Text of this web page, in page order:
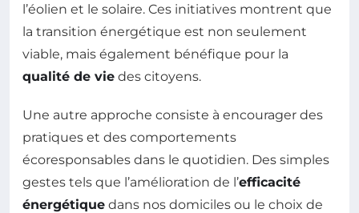
l’éolien et le solaire. Ces initiatives montrent que
la transition énergétique est non seulement
viable, mais également bénéfique pour la
qualité de vie des citoyens.
Une autre approche consiste à encourager des
pratiques et des comportements
écoresponsables dans le quotidien. Des simples
gestes tels que l’amélioration de l’efficacité
énergétique dans nos domiciles ou le choix de